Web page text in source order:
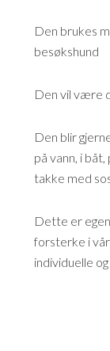
Den brukes
besøkshund
Den vil være
Den blir
på vann, i
takke med
Dette er
forsterke i
individuelle